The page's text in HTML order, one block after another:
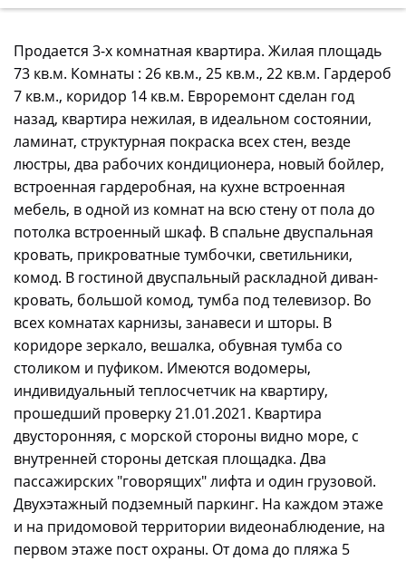
Продается 3-х комнатная квартира. Жилая площадь
73 кв.м. Комнаты : 26 кв.м., 25 кв.м., 22 кв.м. Гардероб
7 кв.м., коридор 14 кв.м. Евроремонт сделан год
назад, квартира нежилая, в идеальном состоянии,
ламинат, структурная покраска всех стен, везде
люстры, два рабочих кондиционера, новый бойлер,
встроенная гардеробная, на кухне встроенная
мебель, в одной из комнат на всю стену от пола до
потолка встроенный шкаф. В спальне двуспальная
кровать, прикроватные тумбочки, светильники,
комод. В гостиной двуспальный раскладной диван-
кровать, большой комод, тумба под телевизор. Во
всех комнатах карнизы, занавеси и шторы. В
коридоре зеркало, вешалка, обувная тумба со
столиком и пуфиком. Имеются водомеры,
индивидуальный теплосчетчик на квартиру,
прошедший проверку 21.01.2021. Квартира
двусторонняя, с морской стороны видно море, с
внутренней стороны детская площадка. Два
пассажирских "говорящих" лифта и один грузовой.
Двухэтажный подземный паркинг. На каждом этаже
и на придомовой территории видеонаблюдение, на
первом этаже пост охраны. От дома до пляжа 5